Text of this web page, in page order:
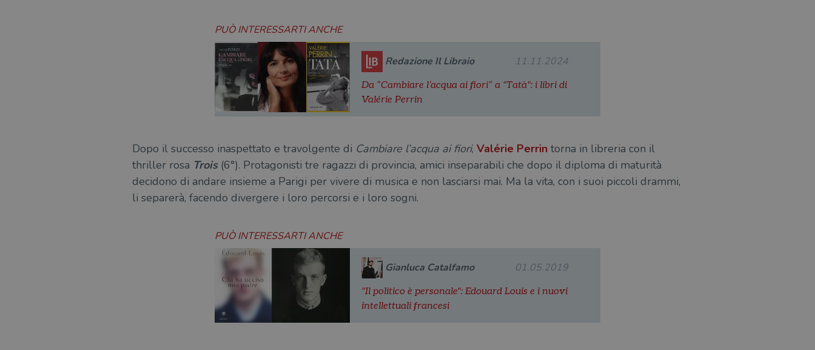
PUÒ INTERESSARTI ANCHE
Redazione Il Libraio 11.11.2024
Da “Cambiare l’acqua ai fiori” a "Tatà": i libri di
Valérie Perrin
Dopo il successo inaspettato e travolgente di Cambiare l’acqua ai fiori, Valérie Perrintorna in libreria con il
thriller rosa Trois(6°). Protagonisti tre ragazzi di provincia, amici inseparabili che dopo il diploma di maturità
decidono di andare insieme a Parigi per vivere di musica e non lasciarsi mai. Ma la vita, con i suoi piccoli drammi,
li separerà, facendo divergere i loro percorsi e i loro sogni.
PUÒ INTERESSARTI ANCHE
Gianluca Catalfamo 01.05.2019
"Il politico è personale": Edouard Louis e i nuovi
intellettuali francesi